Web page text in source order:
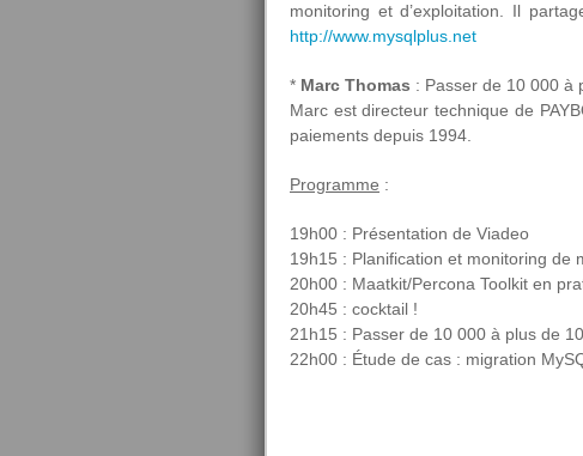
monitoring et d’exploitation. Il
http://www.mysqlplus.net
* Marc Thomas : Passer de 10 000 à
Marc est directeur technique de
paiements depuis 1994.
Programme :
19h00 : Présentation de Viadeo
19h15 : Planification et monitoring de
20h00 : Maatkit/Percona Toolkit en
20h45 : cocktail !
21h15 : Passer de 10 000 à plus de
22h00 : Étude de cas : migration